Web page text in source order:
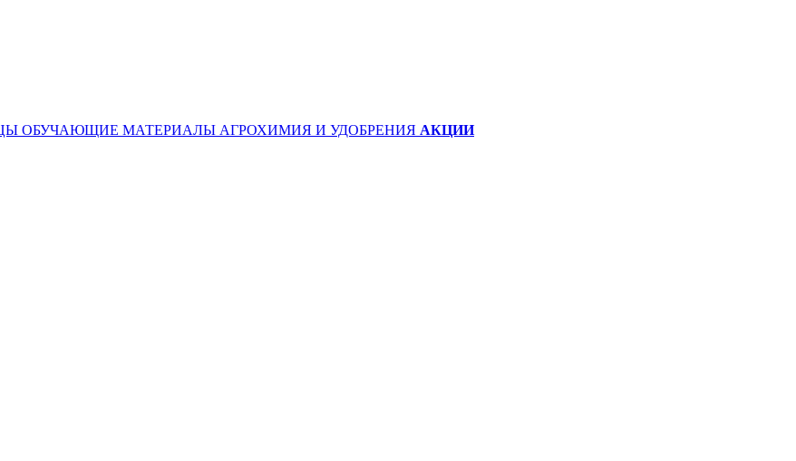
ОБУЧАЮЩИЕ МАТЕРИАЛЫ АГРОХИМИЯ И УДОБРЕНИЯ АКЦИИ